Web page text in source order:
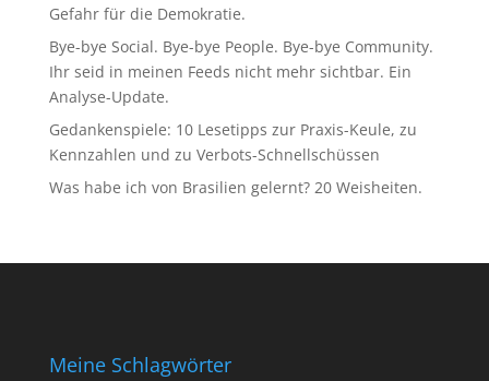
Gefahr für die Demokratie.
Bye-bye Social. Bye-bye People. Bye-bye Community.
Ihr seid in meinen Feeds nicht mehr sichtbar. Ein
Analyse-Update.
Gedankenspiele: 10 Lesetipps zur Praxis-Keule, zu
Kennzahlen und zu Verbots-Schnellschüssen
Was habe ich von Brasilien gelernt? 20 Weisheiten.
Meine Schlagwörter